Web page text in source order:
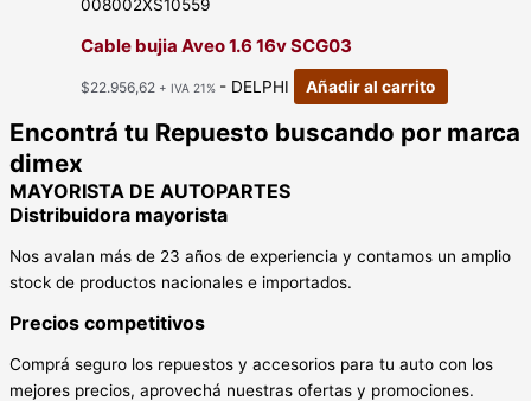
008002XS10559
Cable bujia Aveo 1.6 16v SCG03
$22.956,62 + IVA 21% - DELPHI Añadir al carrito
Encontrá tu Repuesto buscando por marca
dimex
MAYORISTA DE AUTOPARTES
Distribuidora mayorista
Nos avalan más de 23 años de experiencia y contamos un amplio
stock de productos nacionales e importados.
Precios competitivos
Comprá seguro los repuestos y accesorios para tu auto con los
mejores precios, aprovechá nuestras ofertas y promociones.